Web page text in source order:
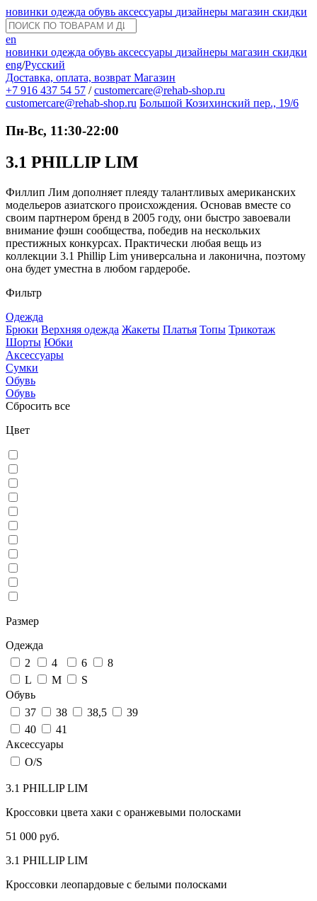
новинки одежда обувь аксессуары дизайнеры магазин скидки
en
новинки одежда обувь аксессуары дизайнеры магазин скидки
eng/Русский
Доставка, оплата, возврат Магазин
+7 916 437 54 57 / customercare@rehab-shop.ru
customercare@rehab-shop.ru Большой Козихинский пер., 19/6
Пн-Вс, 11:30-22:00
3.1 PHILLIP LIM
Филлип Лим дополняет плеяду талантливых американских
модельеров азиатского происхождения. Основав вместе со
своим партнером бренд в 2005 году, они быстро завоевали
внимание фэшн сообщества, победив на нескольких
престижных конкурсах. Практически любая вещь из
коллекции 3.1 Phillip Lim универсальна и лаконична, поэтому
она будет уместна в любом гардеробе.
Фильтр
Одежда
Брюки Верхняя одежда Жакеты Платья Топы Трикотаж
Шорты Юбки
Аксессуары
Сумки
Обувь
Обувь
Сбросить все
Цвет
Размер
Одежда
2
4 6
8
L
M
S
Обувь
37
38 38,5
39
40
41
Аксессуары
О/S
3.1 PHILLIP LIM
Кроссовки цвета хаки с оранжевыми полосками
51 000 руб.
3.1 PHILLIP LIM
Кроссовки леопардовые с белыми полосками